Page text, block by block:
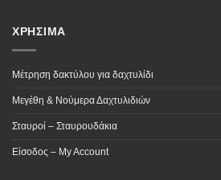
ΧΡΗΣΙΜΑ
Μέτρηση δακτύλου για δαχτυλίδι
Μεγέθη & Νούμερα Δαχτυλιδιών
Σταυροί – Σταυρουδάκια
Είσοδος – My Account